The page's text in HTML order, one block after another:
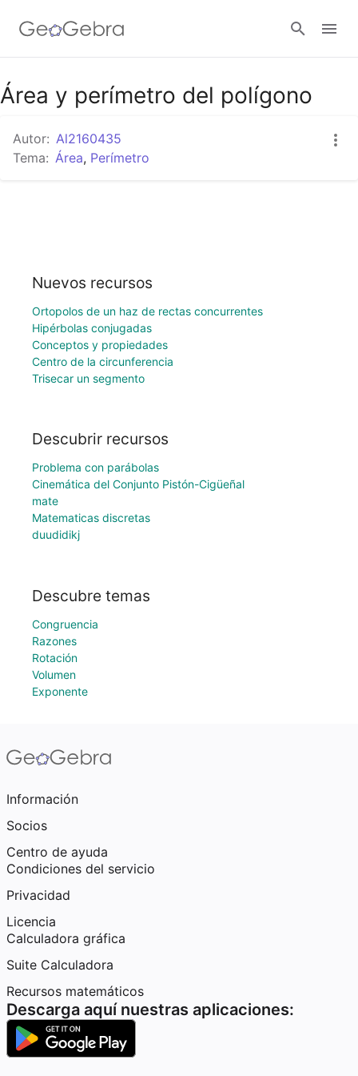
Abrir sesión
Área y perímetro del polígono
Autor: Al2160435
Tema: Área, Perímetro
Nuevos recursos
Ortopolos de un haz de rectas concurrentes
Hipérbolas conjugadas
Conceptos y propiedades
Centro de la circunferencia
Trisecar un segmento
Descubrir recursos
Problema con parábolas
Cinemática del Conjunto Pistón-Cigüeñal
mate
Matematicas discretas
duudidikj
Descubre temas
Congruencia
Razones
Rotación
Volumen
Exponente
Información
Socios
Centro de ayuda
Condiciones del servicio
Privacidad
Licencia
Calculadora gráfica
Suite Calculadora
Recursos matemáticos
Descarga aquí nuestras aplicaciones: